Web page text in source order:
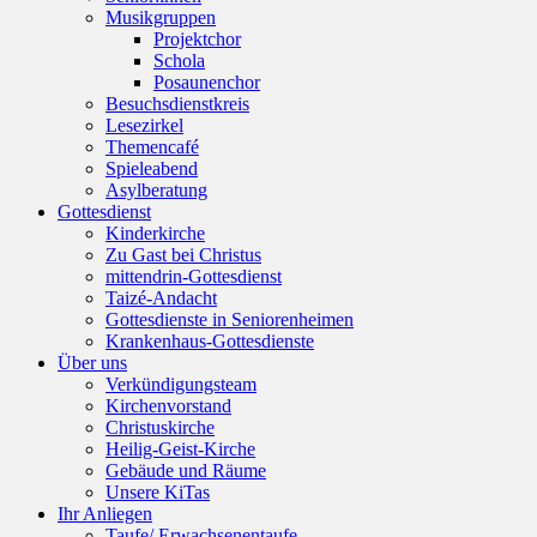
Musikgruppen
Projektchor
Schola
Posaunenchor
Besuchsdienstkreis
Lesezirkel
Themencafé
Spieleabend
Asylberatung
Gottesdienst
Kinderkirche
Zu Gast bei Christus
mittendrin-Gottesdienst
Taizé-Andacht
Gottesdienste in Seniorenheimen
Krankenhaus-Gottesdienste
Über uns
Verkündigungsteam
Kirchenvorstand
Christuskirche
Heilig-Geist-Kirche
Gebäude und Räume
Unsere KiTas
Ihr Anliegen